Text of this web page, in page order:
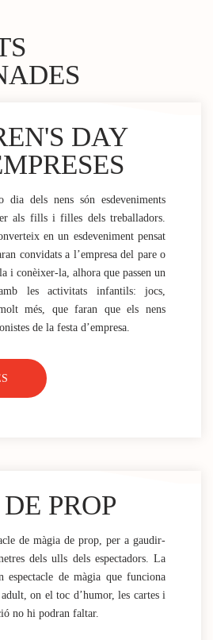
DAY
dia dels nens són esdeveniments
als fills i filles dels treballadors.
en un esdeveniment pensat
convidats a l’empresa del pare o
i conèixer-la, alhora que passen un
les activitats infantils: jocs,
més, que faran que els nens
de la festa d’empresa.
PROP
de màgia de prop, per a gaudir-
dels ulls dels espectadors. La
espectacle de màgia que funciona
on el toc d’humor, les cartes i
no hi podran faltar.